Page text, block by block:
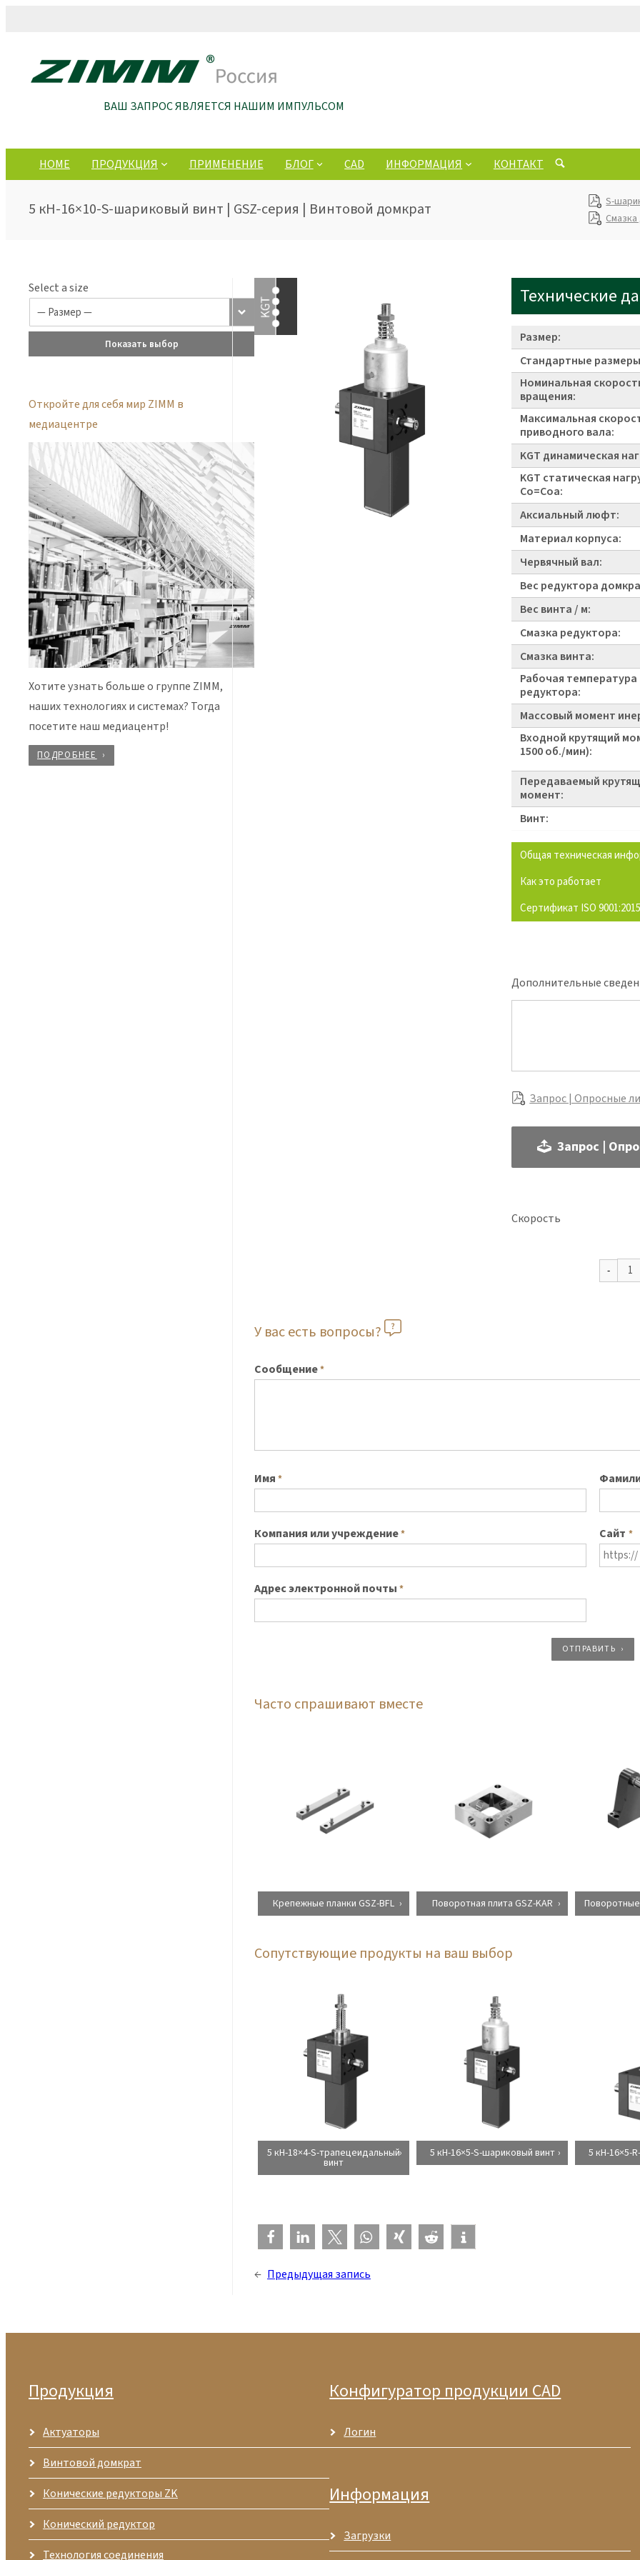
ВАШ ЗАПРОС ЯВЛЯЕТСЯ НАШИМ ИМПУЛЬСОМ
HOME ПРОДУКЦИЯ ПРИМЕНЕНИЕ БЛОГ CAD ИНФОРМАЦИЯ КОНТАКТ
5 кН-16×10-S-шариковый винт | GSZ-серия | Винтовой домкрат
S-
Select a size
Показать выбор
Откройте для себя мир ZIMM в
медиацентре
Хотите узнать больше о группе ZIMM,
наших технологиях и системах? Тогда
посетите наш медиацентр!
ПОДРОБНЕЕ
Технические
Размер:
Стандартные
Номинальная
вращения:
Максимальная
приводного вала:
KGT динамическая
KGT статическая
Co=Coa:
Аксиальный люфт:
Материал корпуса:
Червячный вал:
Вес редуктора
Вес винта / м:
Смазка редуктора:
Смазка винта:
Рабочая температура
редуктора:
Массовый момент
Входной крутящий
1500 об./мин):
Передаваемый
момент:
Винт:
Общая техническая
Как это работает
Сертификат ISO
Дополнительные
Запрос | Опросные
Запрос |
Скорость
У вас есть вопросы?
Сообщение*
Имя *
Компания или учреждение* Сайт *
Адрес электронной почты *
ОТПРАВИТЬ
Часто спрашивают вместе
Крепежные планки GSZ-BFL Поворотная плита GSZ-KAR
Сопутствующие продукты на ваш выбор
5 кН-18×4-S-трапецеидальный
винт
5 кН-16×5-S-шариковый винт 5 кН-16×5-
← Предыдущая запись
Продукция
Актуаторы
Винтовой домкрат
Конические редукторы ZK
Конический редуктор
Технология соединения
Конфигуратор продукции CAD
Логин
Информация
Загрузки